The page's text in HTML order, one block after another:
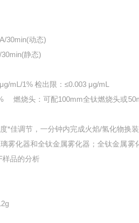
30min(动态)
静态)
mL/1% 检出限：≤0.003 μg/mL
燃烧头：可配100mm全钛燃烧头或
*佳调节，一分钟内完成火焰/氢化物换装
雾化器和全钛金属雾化器；全钛金属雾
样品的分析